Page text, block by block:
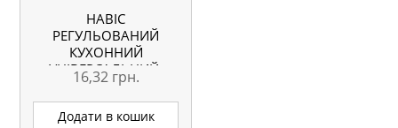
НАВІС
РЕГУЛЬОВАНИЙ
КУХОННИЙ
УНІВЕРСАЛЬНИЙ,
БІЛИЙ
16,32 грн.
Додати в кошик